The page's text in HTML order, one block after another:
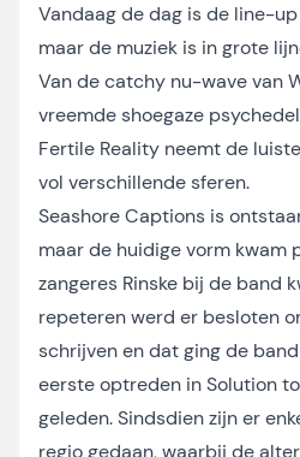
Vandaag de dag is de line-
maar de muziek is in grote
Van de catchy nu-wave van
vreemde shoegaze
Fertile Reality neemt de
vol verschillende sferen.
Seashore Captions is
maar de huidige vorm kwam
zangeres Rinske bij de band
repeteren werd er besloten
schrijven en dat ging de
eerste optreden in Solution
geleden. Sindsdien zijn er
regio gedaan, waarbij de